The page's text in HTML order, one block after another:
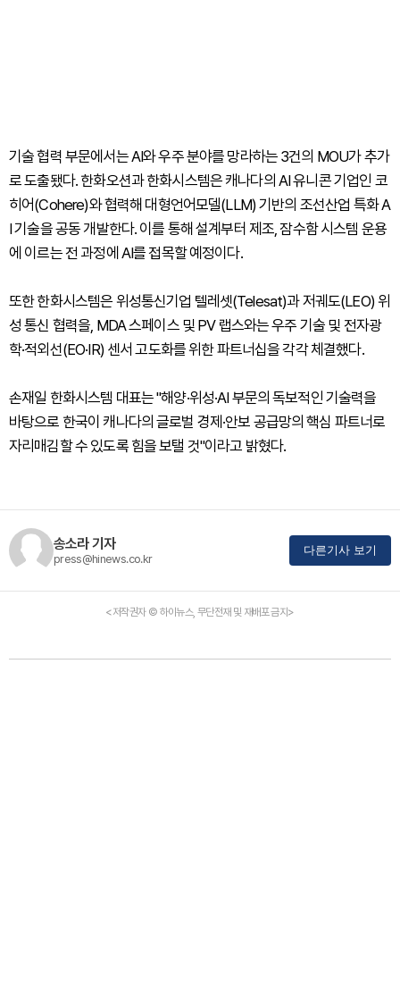
기술 협력 부문에서는 AI와 우주 분야를 망라하는 3건의 MOU가 추가
로 도출됐다. 한화오션과 한화시스템은 캐나다의 AI 유니콘 기업인 코
히어(Cohere)와 협력해 대형언어모델(LLM) 기반의 조선산업 특화 A
I 기술을 공동 개발한다. 이를 통해 설계부터 제조, 잠수함 시스템 운용
에 이르는 전 과정에 AI를 접목할 예정이다.
또한 한화시스템은 위성통신기업 텔레셋(Telesat)과 저궤도(LEO) 위
성 통신 협력을, MDA 스페이스 및 PV 랩스와는 우주 기술 및 전자광
학·적외선(EO·IR) 센서 고도화를 위한 파트너십을 각각 체결했다.
손재일 한화시스템 대표는 "해양·위성·AI 부문의 독보적인 기술력을
바탕으로 한국이 캐나다의 글로벌 경제·안보 공급망의 핵심 파트너로
자리매김할 수 있도록 힘을 보탤 것"이라고 밝혔다.
송소라 기자
press@hinews.co.kr
다른기사 보기
<저작권자 © 하이뉴스, 무단전재 및 재배포 금지>